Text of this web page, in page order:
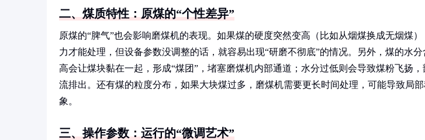
二、煤质特性：原煤的“个性差异”
原煤的“脾气”也会影响磨煤机的表现。如果煤的硬度突然变高（比如从烟煤换成无烟煤
力才能处理，但设备参数没调整的话，就容易出现“研磨不彻底”的情况。另外，煤的水
高会让煤块黏在一起，形成“煤团”，堵塞磨煤机内部通道；水分过低则会导致煤粉飞扬
流排出。还有煤的粒度分布，如果大块煤过多，磨煤机需要更长时间处理，可能导致局
象。
三、操作参数：运行的“微调艺术”